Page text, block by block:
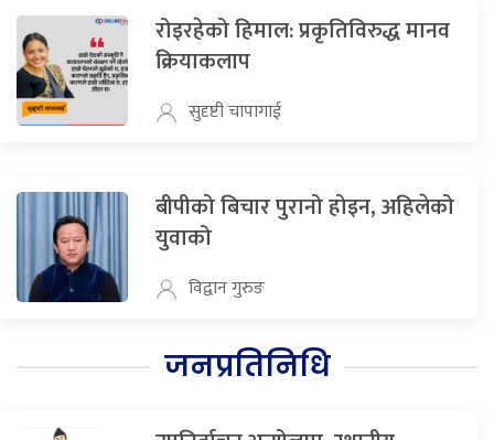
रोइरहेको हिमाल: प्रकृतिविरुद्ध मानव
क्रियाकलाप
सुदृष्टी चापागाई
बीपीको बिचार पुरानो होइन, अहिलेको
युवाको
विद्वान गुरुङ
जनप्रतिनिधि